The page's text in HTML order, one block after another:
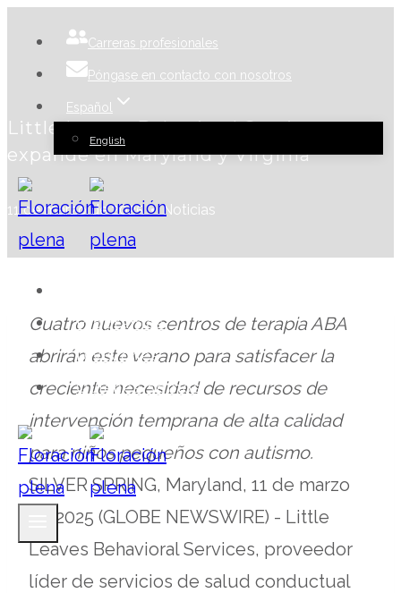
contenido
Carreras profesionales
Póngase en contacto con nosotros
Español
English
Programas
Divisiones
Quiénes somos
Little Leaves Behavioral Services se
expande en Maryland y Virginia
11 de marzo de 2025 Noticias
Cuatro nuevos centros de terapia ABA
abrirán este verano para satisfacer la
creciente necesidad de recursos de
intervención temprana de alta calidad
para niños pequeños con autismo.
SILVER SPRING, Maryland, 11 de marzo
de 2025 (GLOBE NEWSWIRE) - Little
Leaves Behavioral Services, proveedor
líder de servicios de salud conductual